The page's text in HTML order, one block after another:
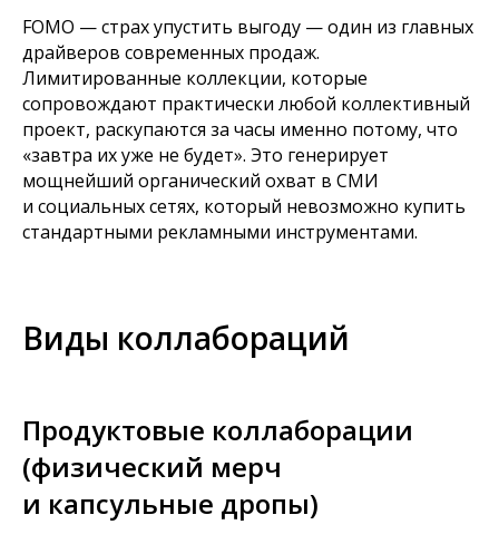
FOMО — страх упустить выгоду — один из главных
драйверов современных продаж.
Лимитированные коллекции, которые
сопровождают практически любой коллективный
проект, раскупаются за часы именно потому, что
«завтра их уже не будет». Это генерирует
мощнейший органический охват в СМИ
и социальных сетях, который невозможно купить
стандартными рекламными инструментами.
Виды коллабораций
Продуктовые коллаборации
(физический мерч
и капсульные дропы)